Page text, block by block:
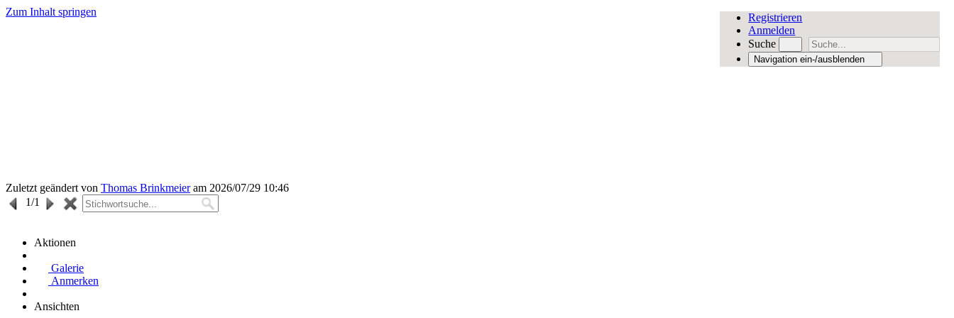
Zum Inhalt springen
Registrieren
Anmelden
Suche
Navigation ein-/ausblenden
Zuletzt geändert von Thomas Brinkmeieram 2026/07/29 10:46
1/1
Aktionen
Galerie
Anmerken
Ansichten